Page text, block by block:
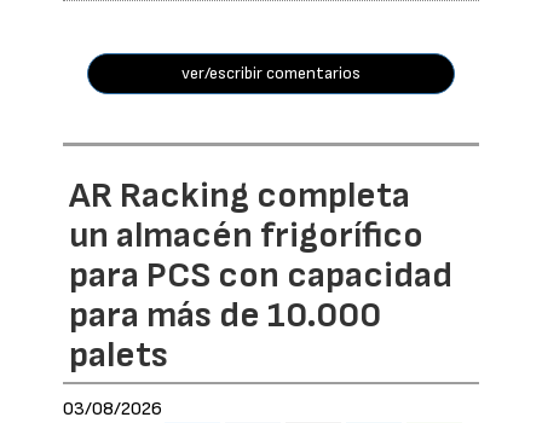
ver/escribir comentarios
AR Racking completa
un almacén frigorífico
para PCS con capacidad
para más de 10.000
palets
03/08/2026